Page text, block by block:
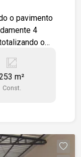
o pavimento
4
o
7 cômodos,
e 5
o salão
locação)
(à
m²
Const.